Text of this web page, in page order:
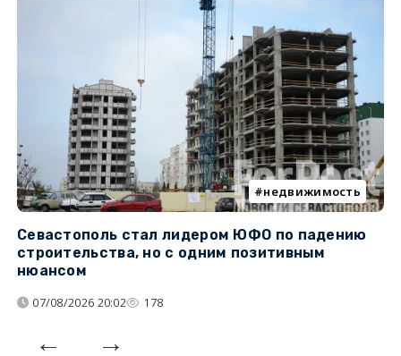
недвижимость
Севастополь стал лидером ЮФО по падению
строительства, но с одним позитивным
нюансом
07/08/2026 20:02 178